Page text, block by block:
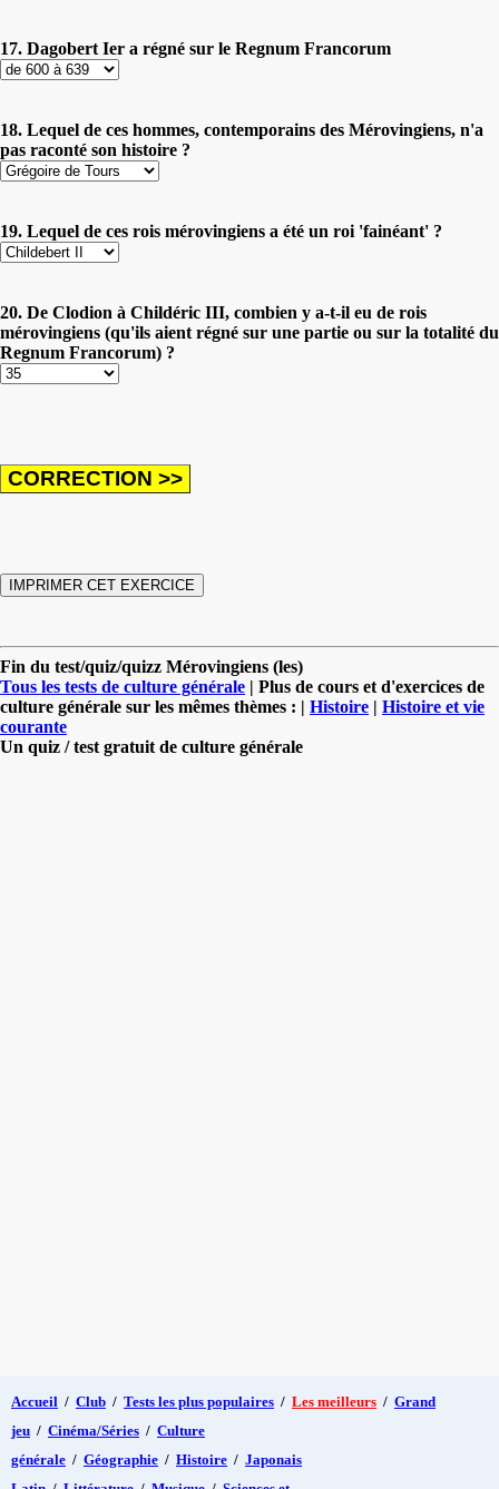
17. Dagobert Ier a régné sur le Regnum Francorum
18. Lequel de ces hommes, contemporains des Mérovingiens, n'a
pas raconté son histoire ?
19. Lequel de ces rois mérovingiens a été un roi 'fainéant' ?
20. De Clodion à Childéric III, combien y a-t-il eu de rois
mérovingiens (qu'ils aient régné sur une partie ou sur la totalité du
Regnum Francorum) ?
Fin du test/quiz/quizz Mérovingiens (les)
Tous les tests de culture générale | Plus de cours et d'exercices de
culture générale sur les mêmes thèmes : | Histoire | Histoire et vie
courante
Un quiz / test gratuit de culture générale
Accueil / Club / Tests les plus populaires / Les meilleurs / Grand
jeu / Cinéma/Séries / Culture
générale / Géographie / Histoire / Japonais